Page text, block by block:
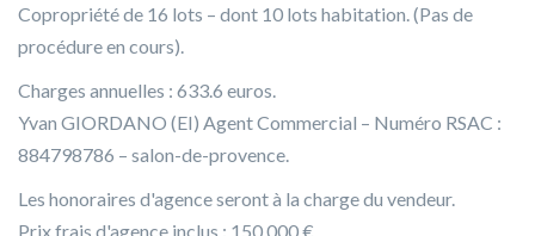
Copropriété de 16 lots – dont 10 lots habitation. (Pas de
procédure en cours).
Charges annuelles : 633.6 euros.
Yvan GIORDANO (EI) Agent Commercial – Numéro RSAC :
884798786 – salon-de-provence.
Les honoraires d'agence seront à la charge du vendeur.
Prix frais d'agence inclus : 150 000 €